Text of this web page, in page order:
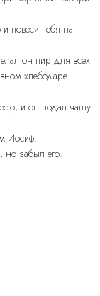
повесит тебя на
он пир для всех
хлебодаре
и он подал чашу
Иосиф.
забыл его.